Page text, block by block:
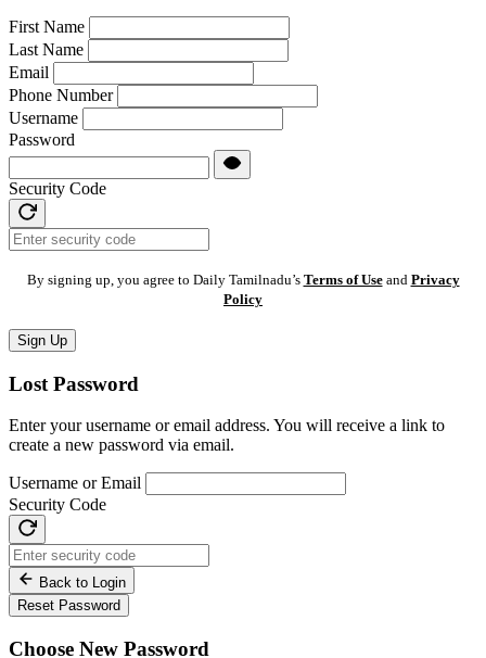
First Name
Last Name
Email
Phone Number
Username
Password
Security Code
By signing up, you agree to Daily Tamilnadu’s Terms of Useand Privacy
Policy
Sign Up
Lost Password
Enter your username or email address. You will receive a link to
create a new password via email.
Username or Email
Security Code
Back to Login
Reset Password
Choose New Password